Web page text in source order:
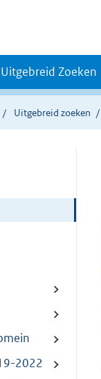
Uitgebreid Zoeken
Uitgebreid zoeken
2022